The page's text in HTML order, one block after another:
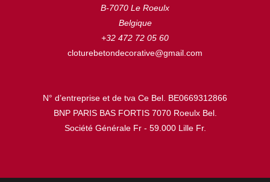
B-7070 Le Roeulx
Belgique
+32 472 72 05 60
cloturebetondecorative@gmail.com
N° d’entreprise et de tva Ce Bel. BE0669312866
BNP PARIS BAS FORTIS 7070 Roeulx Bel.
Société Générale Fr - 59.000 Lille Fr.